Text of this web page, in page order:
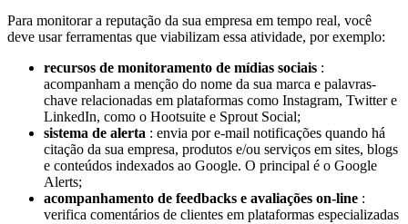
Para monitorar a reputação da sua empresa em tempo real, você
deve usar ferramentas que viabilizam essa atividade, por exemplo:
recursos de monitoramento de mídias sociais :
acompanham a menção do nome da sua marca e palavras-
chave relacionadas em plataformas como Instagram, Twitter e
LinkedIn, como o Hootsuite e Sprout Social;
sistema de alerta : envia por e-mail notificações quando há
citação da sua empresa, produtos e/ou serviços em sites, blogs
e conteúdos indexados ao Google. O principal é o Google
Alerts;
acompanhamento de feedbacks e avaliações on-line :
verifica comentários de clientes em plataformas especializadas